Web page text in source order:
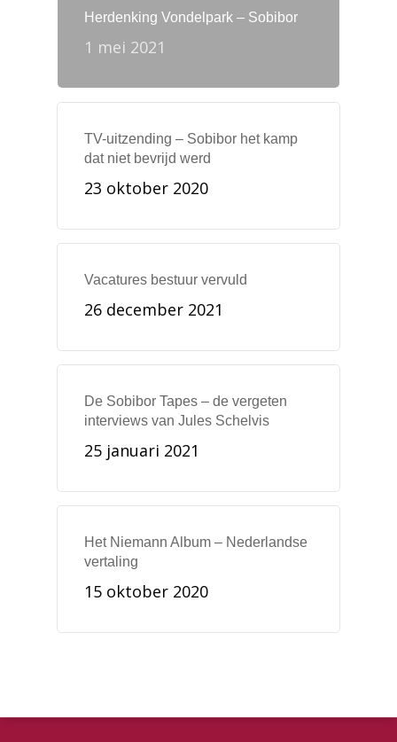
Herdenking Vondelpark – Sobibor
1 mei 2021
TV-uitzending – Sobibor het kamp
dat niet bevrijd werd
23 oktober 2020
Vacatures bestuur vervuld
26 december 2021
De Sobibor Tapes – de vergeten
interviews van Jules Schelvis
25 januari 2021
Het Niemann Album – Nederlandse
vertaling
15 oktober 2020